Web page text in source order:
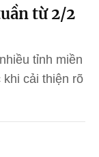
từ 2/2
tỉnh miền
cải thiện rõ